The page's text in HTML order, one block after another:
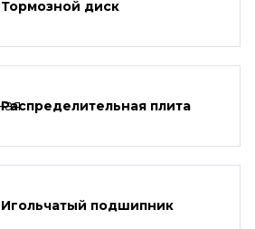
Тормозной диск
Распределительная плита
Игольчатый подшипник